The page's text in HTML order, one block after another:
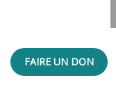
FAIRE UN DON